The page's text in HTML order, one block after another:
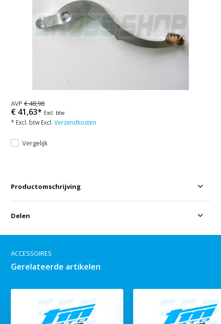
AVP€ 48,98
€ 41,63* Excl. btw
* Excl. btw Excl.Verzendkosten
Vergelijk
Productomschrijving
Delen
ACCESSOIRES
Gerelateerde artikelen